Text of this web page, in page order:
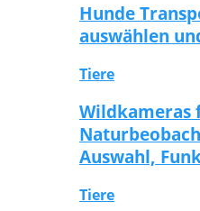
Hunde
auswählen
Tiere
Wildkameras
Auswahl,
Tiere